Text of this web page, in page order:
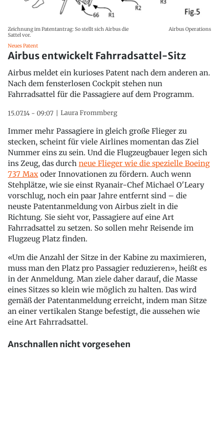
Zeichnung im Patentantrag: So stellt sich Airbus die
Sattel vor.
Airbus Operations
Neues Patent
Airbus entwickelt Fahrradsattel-Sitz
Airbus meldet ein kurioses Patent nach dem anderen an.
Nach dem fensterlosen Cockpit stehen nun
Fahrradsattel für die Passagiere auf dem Programm.
15.07.14 - 09:07 Laura Frommberg
Immer mehr Passagiere in gleich große Flieger zu
stecken, scheint für viele Airlines momentan das Ziel
Nummer eins zu sein. Und die Flugzeugbauer legen sich
ins Zeug, das durch neue Flieger wie die spezielle Boeing
737 Max oder Innovationen zu fördern. Auch wenn
Stehplätze, wie sie einst Ryanair-Chef Michael O'Leary
vorschlug, noch ein paar Jahre entfernt sind – die
neuste Patentanmeldung von Airbus zielt in die
Richtung. Sie sieht vor, Passagiere auf eine Art
Fahrradsattel zu setzen. So sollen mehr Reisende im
Flugzeug Platz finden.
«Um die Anzahl der Sitze in der Kabine zu maximieren,
muss man den Platz pro Passagier reduzieren», heißt es
in der Anmeldung. Man ziele daher darauf, die Masse
eines Sitzes so klein wie möglich zu halten. Das wird
gemäß der Patentanmeldung erreicht, indem man Sitze
an einer vertikalen Stange befestigt, die aussehen wie
eine Art Fahrradsattel.
Anschnallen nicht vorgesehen